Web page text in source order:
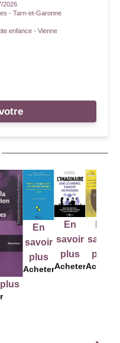
2026
- Tarn-et-Garonne
enfance - Vienne
En
savoir
plus
Acheter
savoir
plus
Acheter
savoir
plus
Acheter